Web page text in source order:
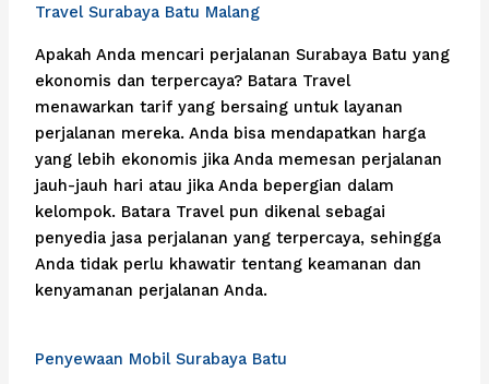
Travel Surabaya Batu Malang
Apakah Anda mencari perjalanan Surabaya Batu yang
ekonomis dan terpercaya? Batara Travel
menawarkan tarif yang bersaing untuk layanan
perjalanan mereka. Anda bisa mendapatkan harga
yang lebih ekonomis jika Anda memesan perjalanan
jauh-jauh hari atau jika Anda bepergian dalam
kelompok. Batara Travel pun dikenal sebagai
penyedia jasa perjalanan yang terpercaya, sehingga
Anda tidak perlu khawatir tentang keamanan dan
kenyamanan perjalanan Anda.
Penyewaan Mobil Surabaya Batu